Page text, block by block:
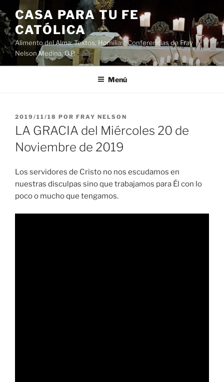
Saltar
al
contenido
CASA PARA TU FE
CATÓLICA
Alimento del Alma: Textos, Homilias, Conferencias de Fray
Nelson Medina, O.P.
Menú
PUBLICADO
EL
2019/11/18 POR FRAY NELSON
LA GRACIA del Miércoles 20 de
Noviembre de 2019
Los servidores de Cristo no nos escudamos en
nuestras disculpas sino que trabajamos para Él con lo
poco o mucho que tengamos.